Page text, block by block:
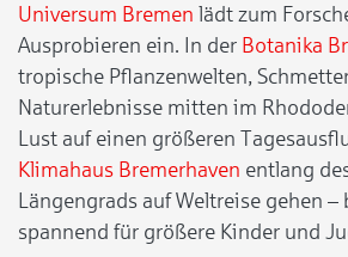
Universum Bremen lädt zum
Ausprobieren ein. In der Botanika
tropische Pflanzenwelten,
Naturerlebnisse mitten im
Lust auf einen größeren
Klimahaus Bremerhaven entlang
Längengrads auf Weltreise gehen –
spannend für größere Kinder und